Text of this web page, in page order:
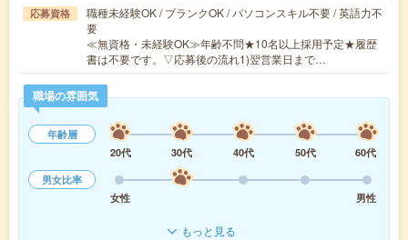
応募資格
職種未経験OK / ブランクOK / パソコンスキル不要 / 英語力不
要
≪無資格・未経験OK≫年齢不問★10名以上採用予定★履歴
書は不要です。▽応募後の流れ1)翌営業日まで…
職場の雰囲気
年齢層
20代
30代 40代 50代
60代
男女比率
女性
男性
もっと見る